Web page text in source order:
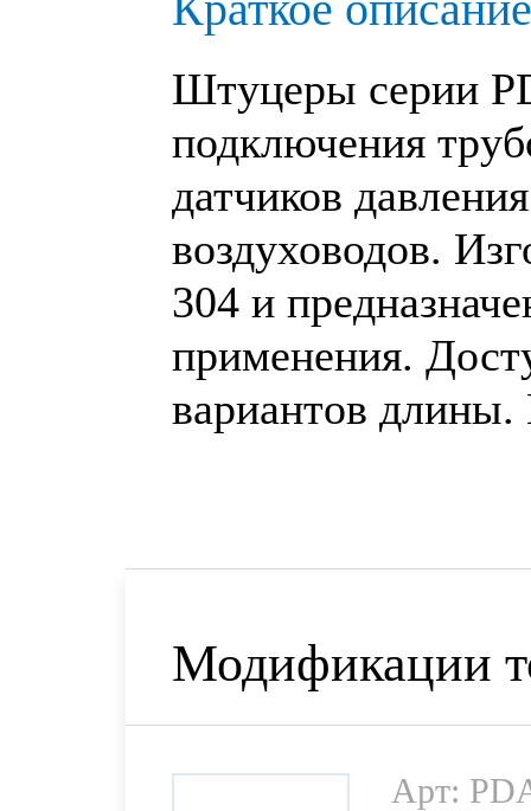
Штуцеры серии
подключения
датчиков
воздуховодов.
304 и
применения.
вариантов
Модификации
Арт: